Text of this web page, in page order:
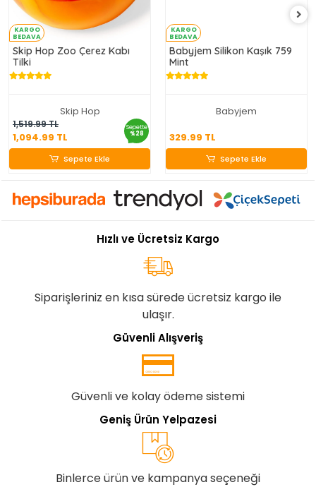
KARGO
BEDAVA
Skip Hop Zoo Çerez Kabı
Tilki
Skip Hop
1,519.99 TL
1,094.99 TL
Sepette
%28
1,094.99 TL
Sepete Ekle
Sepete Ekle
KARGO
BEDAVA
Babyjem Silikon Kaşık 759
Mint
Babyjem
329.99 TL
329.99 TL
Sepete Ekle
Hızlı ve Ücretsiz Kargo
Siparişleriniz en kısa sürede ücretsiz kargo ile
ulaşır.
Güvenli Alışveriş
Güvenli ve kolay ödeme sistemi
Geniş Ürün Yelpazesi
Binlerce ürün ve kampanya seçeneği